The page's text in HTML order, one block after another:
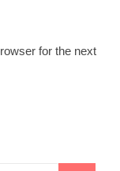
for the next